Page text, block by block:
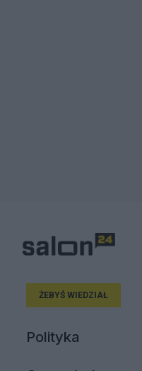
ŻEBYŚ WIEDZIAŁ
Polityka